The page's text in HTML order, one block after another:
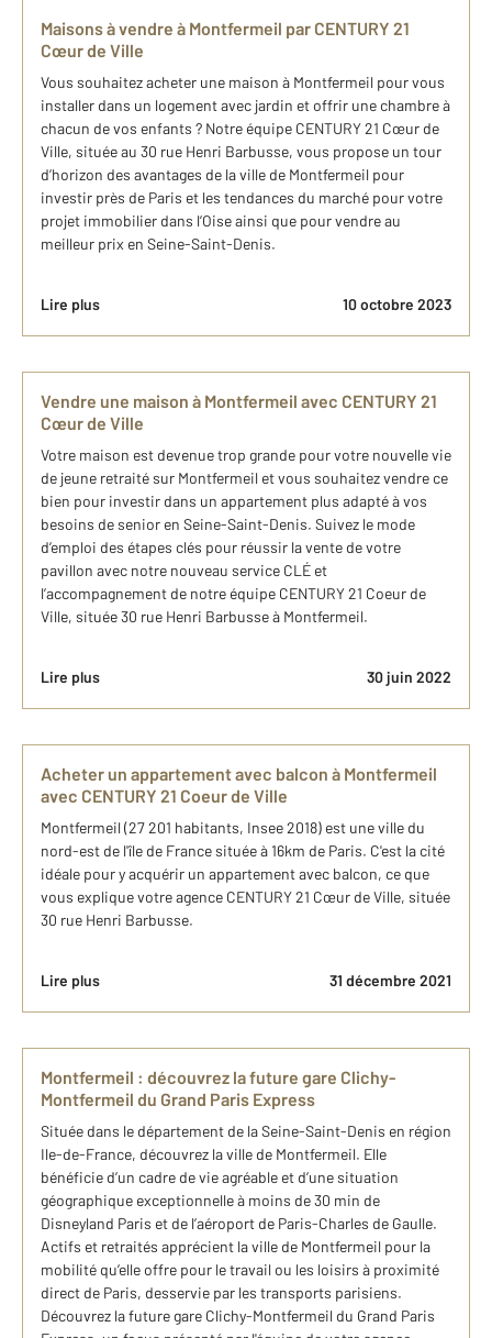
Maisons à vendre à Montfermeil par CENTURY 21
Cœur de Ville
Vous souhaitez acheter une maison à Montfermeil pour vous
installer dans un logement avec jardin et offrir une chambre à
chacun de vos enfants ? Notre équipe CENTURY 21 Cœur de
Ville, située au 30 rue Henri Barbusse, vous propose un tour
d’horizon des avantages de la ville de Montfermeil pour
investir près de Paris et les tendances du marché pour votre
projet immobilier dans l’Oise ainsi que pour vendre au
meilleur prix en Seine-Saint-Denis.
Lire plus 10 octobre 2023
Vendre une maison à Montfermeil avec CENTURY 21
Cœur de Ville
Votre maison est devenue trop grande pour votre nouvelle vie
de jeune retraité sur Montfermeil et vous souhaitez vendre ce
bien pour investir dans un appartement plus adapté à vos
besoins de senior en Seine-Saint-Denis. Suivez le mode
d’emploi des étapes clés pour réussir la vente de votre
pavillon avec notre nouveau service CLÉ et
l’accompagnement de notre équipe CENTURY 21 Coeur de
Ville, située 30 rue Henri Barbusse à Montfermeil.
Lire plus 30 juin 2022
Acheter un appartement avec balcon à Montfermeil
avec CENTURY 21 Coeur de Ville
Montfermeil (27 201 habitants, Insee 2018) est une ville du
nord-est de l'île de France située à 16km de Paris. C'est la cité
idéale pour y acquérir un appartement avec balcon, ce que
vous explique votre agence CENTURY 21 Cœur de Ville, située
30 rue Henri Barbusse.
Lire plus 31 décembre 2021
Montfermeil : découvrez la future gare Clichy-
Montfermeil du Grand Paris Express
Située dans le département de la Seine-Saint-Denis en région
Ile-de-France, découvrez la ville de Montfermeil. Elle
bénéficie d’un cadre de vie agréable et d’une situation
géographique exceptionnelle à moins de 30 min de
Disneyland Paris et de l’aéroport de Paris-Charles de Gaulle.
Actifs et retraités apprécient la ville de Montfermeil pour la
mobilité qu’elle offre pour le travail ou les loisirs à proximité
direct de Paris, desservie par les transports parisiens.
Découvrez la future gare Clichy-Montfermeil du Grand Paris